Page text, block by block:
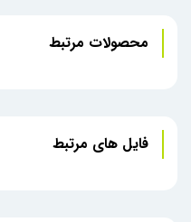
محصولات مرتبط
فایل های مرتبط